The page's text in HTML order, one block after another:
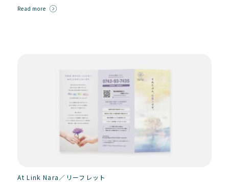
Read more
At Link Nara／リーフレット